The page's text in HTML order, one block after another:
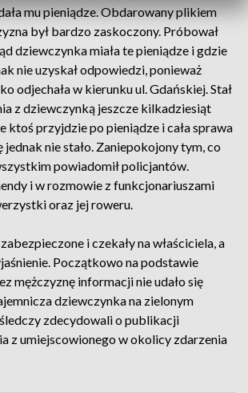
mu pieniądze. Obdarowany plikiem
był bardzo zaskoczony. Próbował
dziewczynka miała te pieniądze i gdzie
nie uzyskał odpowiedzi, ponieważ
odjechała w kierunku ul. Gdańskiej. Stał
z dziewczynką jeszcze kilkadziesiąt
ktoś przyjdzie po pieniądze i cała sprawa
jednak nie stało. Zaniepokojony tym, co
powiadomił policjantów.
i w rozmowie z funkcjonariuszami
oraz jej roweru.
i czekały na właściciela, a
Początkowo na podstawie
mężczyznę informacji nie udało się
dziewczynka na zielonym
zdecydowali o publikacji
z umiejscowionego w okolicy zdarzenia